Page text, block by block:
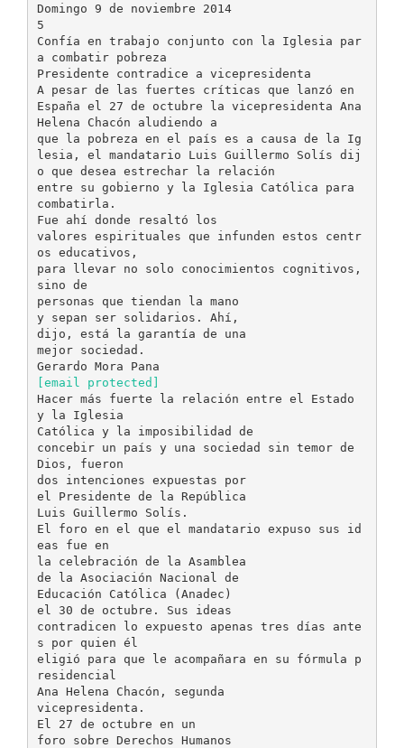
Domingo 9 de noviembre 2014
5
Confía en trabajo conjunto con la Iglesia par
a combatir pobreza
Presidente contradice a vicepresidenta
A pesar de las fuertes críticas que lanzó en
España el 27 de octubre la vicepresidenta Ana
Helena Chacón aludiendo a
que la pobreza en el país es a causa de la Ig
lesia, el mandatario Luis Guillermo Solís dij
o que desea estrechar la relación
entre su gobierno y la Iglesia Católica para
combatirla.
Fue ahí donde resaltó los
valores espirituales que infunden estos centr
os educativos,
para llevar no solo conocimientos cognitivos,
sino de
personas que tiendan la mano
y sepan ser solidarios. Ahí,
dijo, está la garantía de una
mejor sociedad.
[email protected]
Hacer más fuerte la relación entre el Estado
y la Iglesia
Católica y la imposibilidad de
concebir un país y una sociedad sin temor de
Dios, fueron
dos intenciones expuestas por
el Presidente de la República
Luis Guillermo Solís.
El foro en el que el mandatario expuso sus id
eas fue en
la celebración de la Asamblea
de la Asociación Nacional de
Educación Católica (Anadec)
el 30 de octubre. Sus ideas
contradicen lo expuesto apenas tres días ante
s por quien él
eligió para que le acompañara en su fórmula p
residencial
Ana Helena Chacón, segunda
vicepresidenta.
El 27 de octubre en un
foro sobre Derechos Humanos